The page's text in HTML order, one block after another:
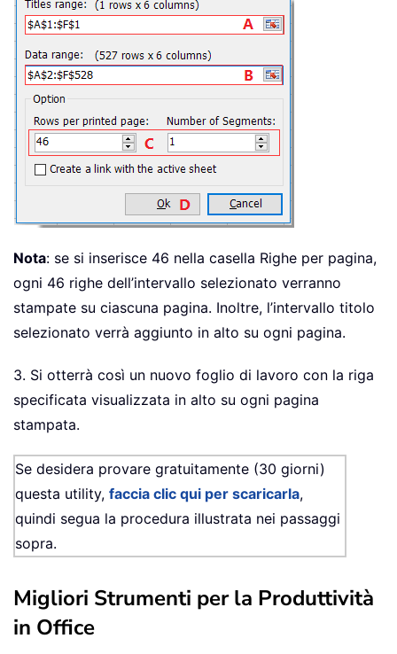
Nota: se si inserisce 46 nella casella Righe per pagina,
ogni 46 righe dell’intervallo selezionato verranno
stampate su ciascuna pagina. Inoltre, l’intervallo titolo
selezionato verrà aggiunto in alto su ogni pagina.
3. Si otterrà così un nuovo foglio di lavoro con la riga
specificata visualizzata in alto su ogni pagina
stampata.
Se desidera provare gratuitamente (30 giorni)
questa utility, faccia clic qui per scaricarla,
quindi segua la procedura illustrata nei passaggi
sopra.
Migliori Strumenti per la Produttività
in Office